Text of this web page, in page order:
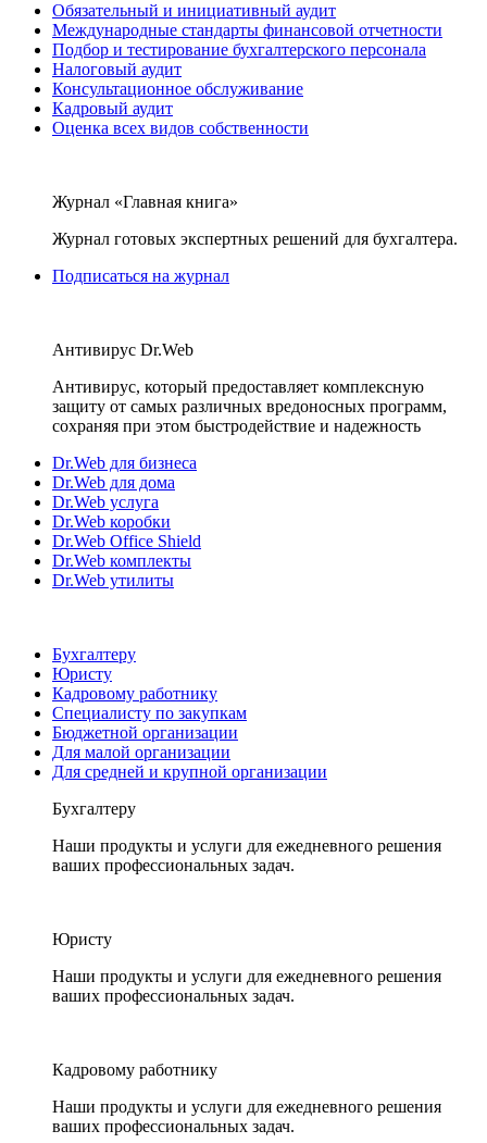
Обязательный и инициативный аудит
Международные стандарты финансовой отчетности
Подбор и тестирование бухгалтерского персонала
Налоговый аудит
Консультационное обслуживание
Кадровый аудит
Оценка всех видов собственности
Журнал «Главная книга»
Журнал готовых экспертных решений для бухгалтера.
Подписаться на журнал
Антивирус Dr.Web
Антивирус, который предоставляет комплексную
защиту от самых различных вредоносных программ,
сохраняя при этом быстродействие и надежность
Dr.Web для бизнеса
Dr.Web для дома
Dr.Web услуга
Dr.Web коробки
Dr.Web Office Shield
Dr.Web комплекты
Dr.Web утилиты
Бухгалтеру
Юристу
Кадровому работнику
Специалисту по закупкам
Бюджетной организации
Для малой организации
Для средней и крупной организации
Бухгалтеру
Наши продукты и услуги для ежедневного решения
ваших профессиональных задач.
Юристу
Наши продукты и услуги для ежедневного решения
ваших профессиональных задач.
Кадровому работнику
Наши продукты и услуги для ежедневного решения
ваших профессиональных задач.